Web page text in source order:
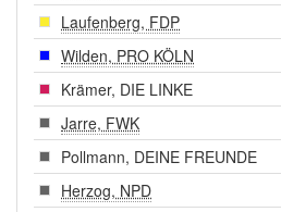
Laufenberg, FDP
Wilden, PRO KÖLN
Krämer, DIE LINKE
Jarre, FWK
Pollmann, DEINE FREUNDE
Herzog, NPD